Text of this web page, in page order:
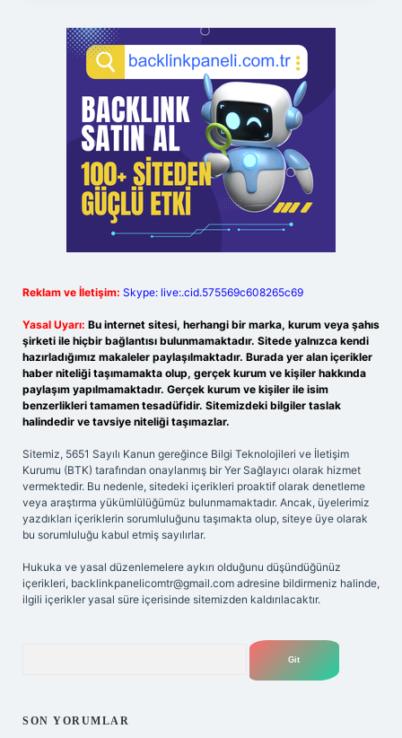
Reklam ve İletişim: Skype: live:.cid.575569c608265c69
Yasal Uyarı: Bu internet sitesi, herhangi bir marka, kurum veya şahıs
şirketi ile hiçbir bağlantısı bulunmamaktadır. Sitede yalnızca kendi
hazırladığımız makaleler paylaşılmaktadır. Burada yer alan içerikler
haber niteliği taşımamakta olup, gerçek kurum ve kişiler hakkında
paylaşım yapılmamaktadır. Gerçek kurum ve kişiler ile isim
benzerlikleri tamamen tesadüfidir. Sitemizdeki bilgiler taslak
halindedir ve tavsiye niteliği taşımazlar.
Sitemiz, 5651 Sayılı Kanun gereğince Bilgi Teknolojileri ve İletişim
Kurumu (BTK) tarafından onaylanmış bir Yer Sağlayıcı olarak hizmet
vermektedir. Bu nedenle, sitedeki içerikleri proaktif olarak denetleme
veya araştırma yükümlülüğümüz bulunmamaktadır. Ancak, üyelerimiz
yazdıkları içeriklerin sorumluluğunu taşımakta olup, siteye üye olarak
bu sorumluluğu kabul etmiş sayılırlar.
Hukuka ve yasal düzenlemelere aykırı olduğunu düşündüğünüz
içerikleri, backlinkpanelicomtr@gmail.com adresine bildirmeniz halinde,
ilgili içerikler yasal süre içerisinde sitemizden kaldırılacaktır.
SON YORUMLAR